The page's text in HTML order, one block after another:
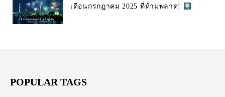
เดือนกรกฎาคม 2025 ที่ห้ามพลาด!
POPULAR TAGS